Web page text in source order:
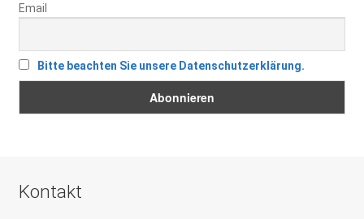
Email
Bitte beachten Sie unsere Datenschutzerklärung.
Kontakt